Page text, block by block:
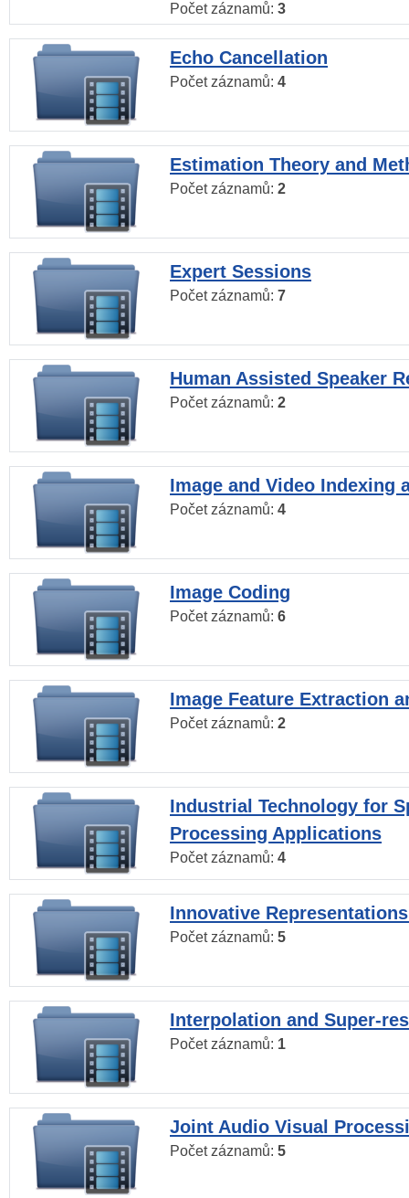
Počet záznamů: 3
Echo Cancellation
Počet záznamů: 4
Estimation Theory and
Počet záznamů: 2
Expert Sessions
Počet záznamů: 7
Human Assisted Speaker
Počet záznamů: 2
Image and Video Indexing
Počet záznamů: 4
Image Coding
Počet záznamů: 6
Image Feature Extraction
Počet záznamů: 2
Industrial Technology for
Processing Applications
Počet záznamů: 4
Innovative
Počet záznamů: 5
Interpolation and Super-
Počet záznamů: 1
Joint Audio Visual
Počet záznamů: 5